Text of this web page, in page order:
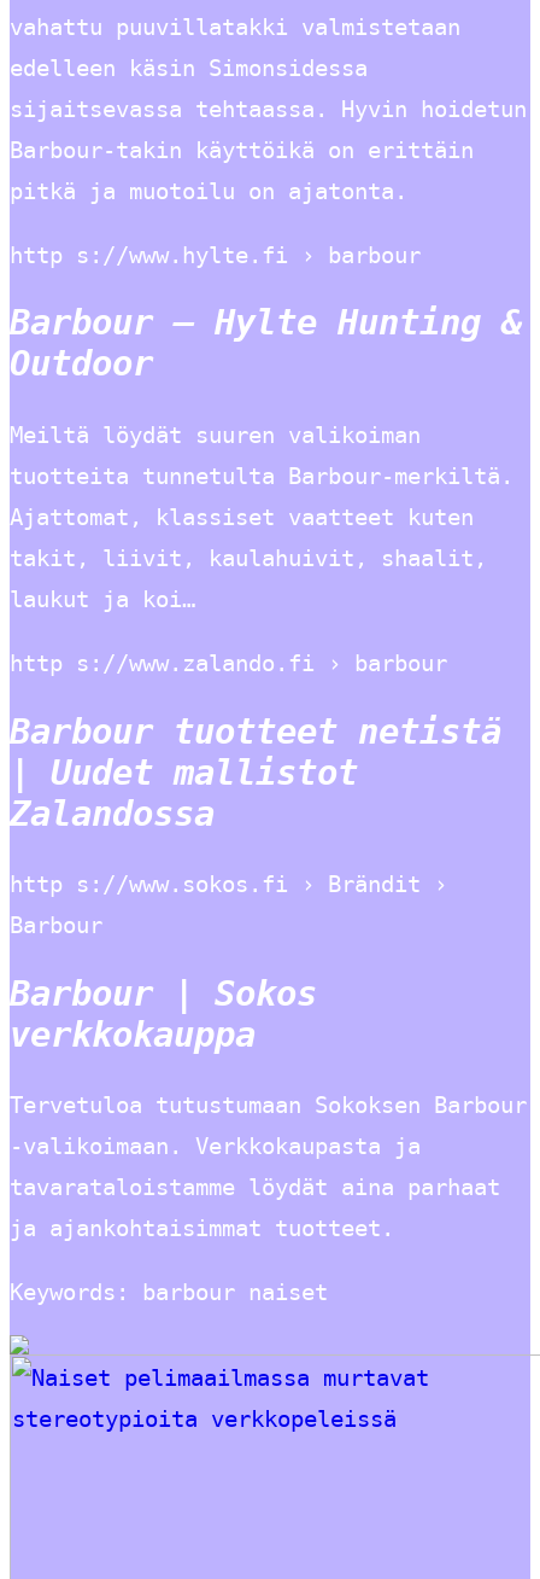
vahattu puuvillatakki valmistetaan
edelleen käsin Simonsidessa
sijaitsevassa tehtaassa. Hyvin hoidetun
Barbour-takin käyttöikä on erittäin
pitkä ja muotoilu on ajatonta.
http s://www.hylte.fi › barbour
Barbour – Hylte Hunting &
Outdoor
Meiltä löydät suuren valikoiman
tuotteita tunnetulta Barbour-merkiltä.
Ajattomat, klassiset vaatteet kuten
takit, liivit, kaulahuivit, shaalit,
laukut ja koi…
http s://www.zalando.fi › barbour
Barbour tuotteet netistä
| Uudet mallistot
Zalandossa
http s://www.sokos.fi › Brändit ›
Barbour
Barbour | Sokos
verkkokauppa
Tervetuloa tutustumaan Sokoksen Barbour
-valikoimaan. Verkkokaupasta ja
tavarataloistamme löydät aina parhaat
ja ajankohtaisimmat tuotteet.
Keywords: barbour naiset